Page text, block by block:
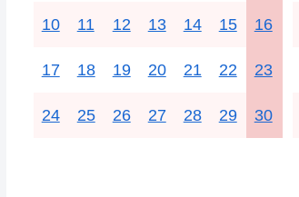
10 11 12 13 14 15 16
17 18 19 20 21 22 23
24 25 26 27 28 29 30